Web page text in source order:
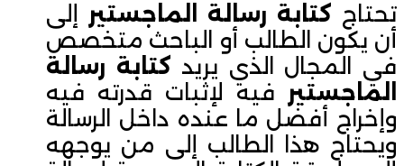
تحتاج كتابة رسالة الماجستير إلى
أن يكون الطالب أو الباحث متخصص
في المجال الذي يريد كتابة رسالة
الماجستير
فيه لإثبات قدرته فيه
وإخراج أفضل ما عنده داخل الرسالة
ويحتاج هذا الطالب إلى من يوجهه